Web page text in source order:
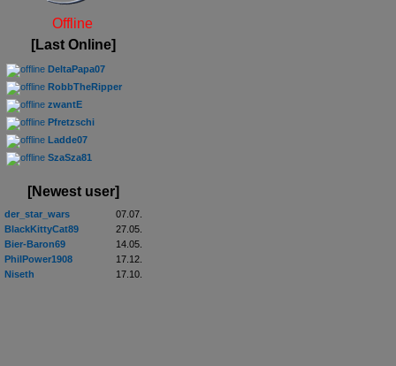
Offline
[Last Online]
DeltaPapa07
RobbTheRipper
zwantE
Pfretzschi
Ladde07
SzaSza81
[Newest user]
der_star_wars
07.07.
BlackKittyCat89
27.05.
Bier-Baron69
14.05.
PhilPower1908
17.12.
Niseth
17.10.